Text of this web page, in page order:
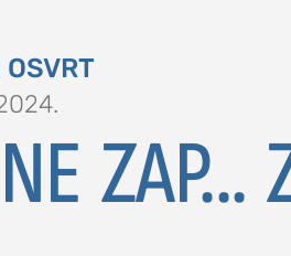
OSVRT
ZAP...